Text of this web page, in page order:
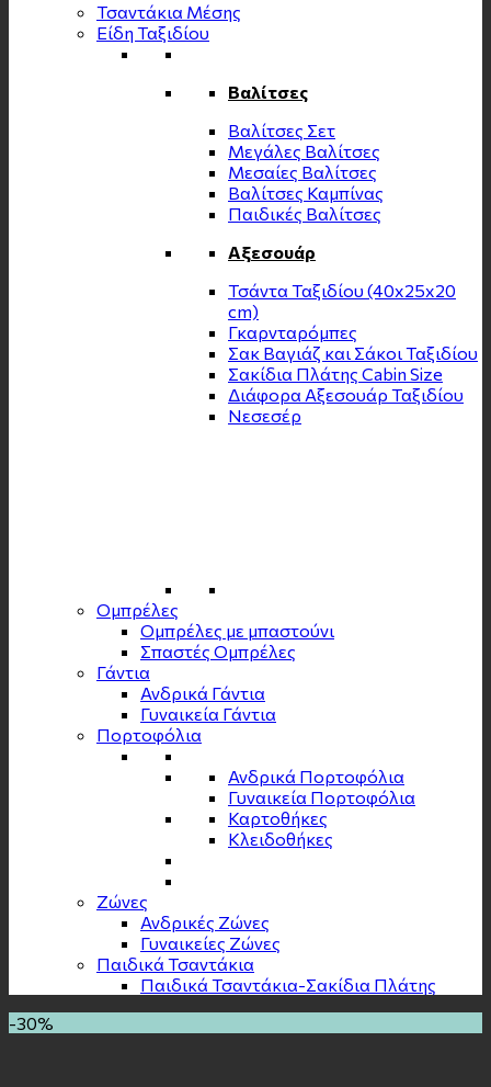
Τσαντάκια Μέσης
Είδη Ταξιδίου
Βαλίτσες
Βαλίτσες Σετ
Μεγάλες Βαλίτσες
Μεσαίες Βαλίτσες
Βαλίτσες Καμπίνας
Παιδικές Βαλίτσες
Αξεσουάρ
Τσάντα Ταξιδίου (40x25x20
cm)
Γκαρνταρόμπες
Σακ Βαγιάζ και Σάκοι Ταξιδίου
Σακίδια Πλάτης Cabin Size
Διάφορα Αξεσουάρ Ταξιδίου
Νεσεσέρ
Ομπρέλες
Ομπρέλες με μπαστούνι
Σπαστές Ομπρέλες
Γάντια
Ανδρικά Γάντια
Γυναικεία Γάντια
Πορτοφόλια
Ανδρικά Πορτοφόλια
Γυναικεία Πορτοφόλια
Καρτοθήκες
Κλειδοθήκες
Zώνες
Ανδρικές Ζώνες
Γυναικείες Ζώνες
Παιδικά Τσαντάκια
Παιδικά Τσαντάκια-Σακίδια Πλάτης
-30%